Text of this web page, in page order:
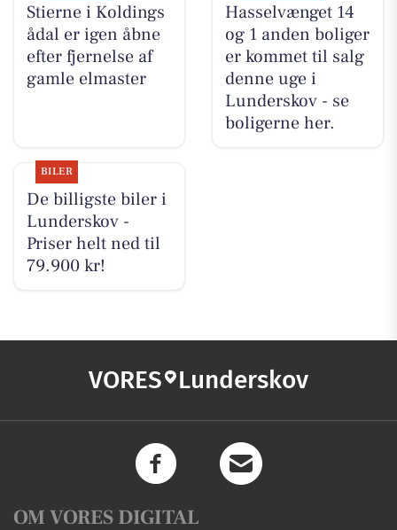
Stierne i Koldings
ådal er igen åbne
efter fjernelse af
gamle elmaster
Hasselvænget 14
og 1 anden boliger
er kommet til salg
denne uge i
Lunderskov - se
boligerne her.
BILER
De billigste biler i
Lunderskov -
Priser helt ned til
79.900 kr!
VORES Lunderskov
OM VORES DIGITAL